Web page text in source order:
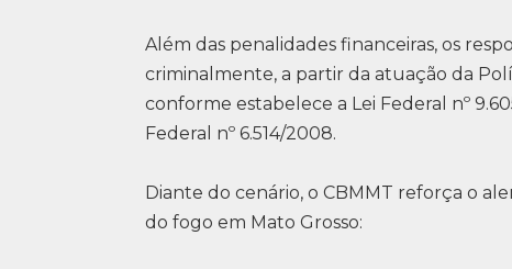
Além das penalidades financeiras, os
criminalmente, a partir da atuação da
conforme estabelece a Lei Federal nº
Federal nº 6.514/2008.
Diante do cenário, o CBMMT reforça o
do fogo em Mato Grosso: